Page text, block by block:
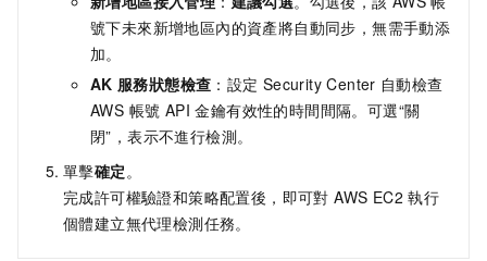
號下未來新增地區內的資產將自動同步，無需手動添
加。
AK 服務狀態檢查 ：設定 Security Center 自動檢查
AWS 帳號 API 金鑰有效性的時間間隔。可選“關
閉”，表示不進行檢測。
單擊確定 。
完成許可權驗證和策略配置後，即可對 AWS EC2 執行
個體建立無代理檢測任務。